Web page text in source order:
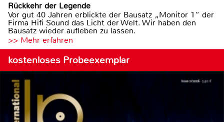
Rückkehr der Legende
Vor gut 40 Jahren erblickte der Bausatz „Monitor 1“ der
Firma Hifi Sound das Licht der Welt. Wir haben den
Bausatz wieder aufleben zu lassen.
>> Mehr erfahren
kostenloses Probeexemplar